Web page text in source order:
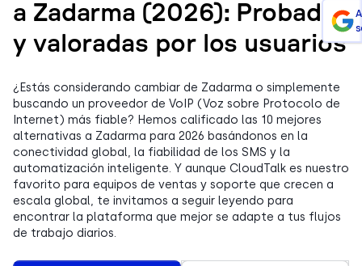
a Zadarma (2026): Probadas
y valoradas por los usuarios
¿Estás considerando cambiar de Zadarma o simplemente
buscando un proveedor de VoIP (Voz sobre Protocolo de
Internet) más fiable? Hemos calificado las 10 mejores
alternativas a Zadarma para 2026 basándonos en la
conectividad global, la fiabilidad de los SMS y la
automatización inteligente. Y aunque CloudTalk es nuestro
favorito para equipos de ventas y soporte que crecen a
escala global, te invitamos a seguir leyendo para
encontrar la plataforma que mejor se adapte a tus flujos
de trabajo diarios.